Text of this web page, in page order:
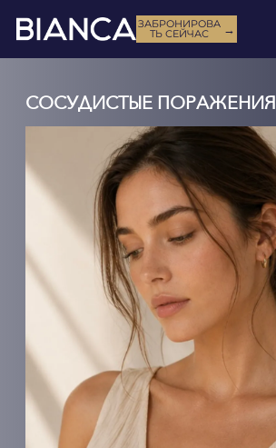
ЗАБРОНИРОВА
ТЬ СЕЙЧАС →
СОСУДИСТЫЕ ПОРАЖЕНИЯ